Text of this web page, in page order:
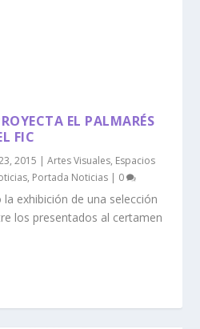
EL PALMARÉS
FIC
2015 |Artes Visuales, Espacios
, Portada Noticias | 0
exhibición de una selección
los presentados al certamen